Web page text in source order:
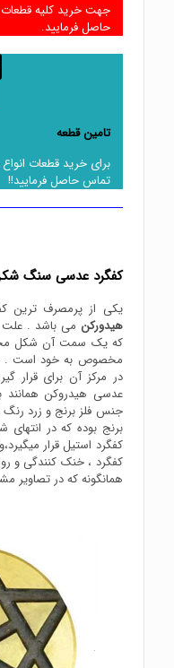
جهت خرید کلیه
حاصل فرمایید.
تامین قطعه
برای خرید قطعات
تماس حاصل فرمایید!!
کفگرد عدسی سنگ
یکی از پرمصرف ترین
هیدورکن می باشد . علت
که یک سمت آن شکل
مخصوص به خود است .
در مرکز آن برای قرار
عدسی هیدروکن
جنس فلز برنج و زرد
برنج بوده که در
کفگرد استیل قرار
کفگرد ، خنک کنندگی و
همانگونه که در